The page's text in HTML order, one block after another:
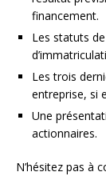
financement.
Les statuts
Les trois
entreprise, si
Une
actionnaires.
N’hésitez pas à